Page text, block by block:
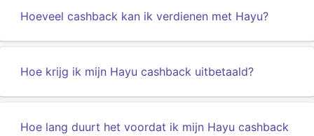
Hoeveel cashback kan ik verdienen met Hayu?
Hoe krijg ik mijn Hayu cashback uitbetaald?
Hoe lang duurt het voordat ik mijn Hayu cashback